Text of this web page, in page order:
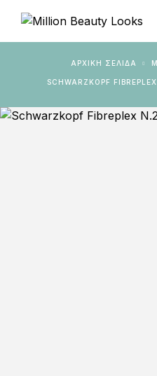
ΑΡΧΙΚΉ ΣΕΛΊΔΑ
SCHWARZKOPF